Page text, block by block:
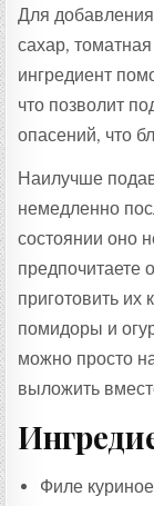
Для
сахар,
ингредиент
что позволит
опасений, что
Наилучше
немедленно
состоянии оно
предпочитаете
приготовить
помидоры и
можно просто
выложить
Филе